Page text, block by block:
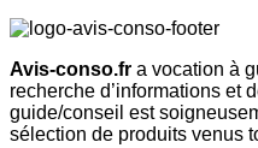
Avis-conso.fr a vocation à
recherche d’informations et
guide/conseil est
sélection de produits venus